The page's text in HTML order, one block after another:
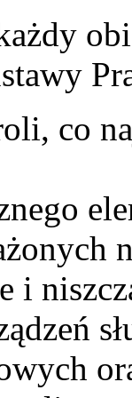
co
i